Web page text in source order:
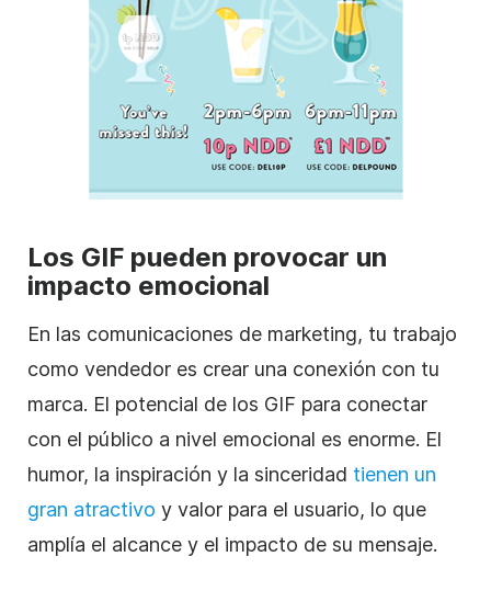
Los GIF pueden provocar un
impacto emocional
En las comunicaciones de marketing, tu trabajo
como vendedor es crear una conexión con tu
marca. El potencial de los GIF para conectar
con el público a nivel emocional es enorme. El
humor, la inspiración y la sinceridad tienen un
gran atractivo y valor para el usuario, lo que
amplía el alcance y el impacto de su mensaje.